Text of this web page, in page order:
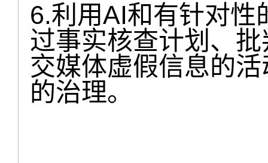
6.利用AI和有针对性
过事实核查计划、
交媒体虚假信息的
的治理。